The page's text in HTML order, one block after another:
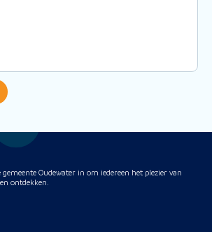
Oudewater in om iedereen het plezier van
ontdekken.